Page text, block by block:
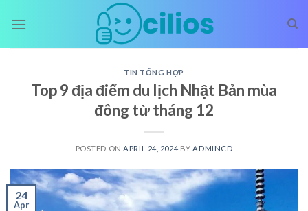
TIN TỔNG HỢP
Top 9 địa điểm du lịch Nhật Bản mùa
đông từ tháng 12
POSTED ON APRIL 24, 2024 BY ADMINCD
24
Apr